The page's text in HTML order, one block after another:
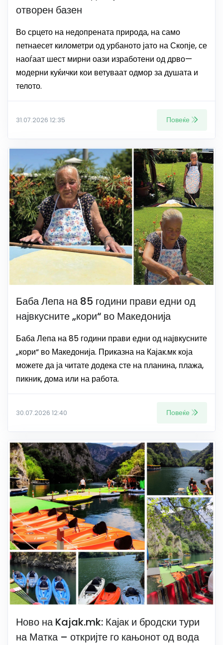
отворен базен
Во срцето на недопрената природа, на само
петнаесет километри од урбаното јато на Скопје, се
наоѓаат шест мирни оази изработени од дрво—
модерни куќички кои ветуваат одмор за душата и
телото.
31.07.2026 12:35 Повеќе
Баба Лепа на 85 години прави едни од
највкусните „кори“ во Македонија
Баба Лепа на 85 години прави едни од највкусните
„кори“ во Македонија. Приказна на Кајак.мк која
можете да ја читате додека сте на планина, плажа,
пикник, дома или на работа.
30.07.2026 12:40 Повеќе
Ново на Kajak.mk: Кајак и бродски тури
на Матка – откријте го кањонот од вода